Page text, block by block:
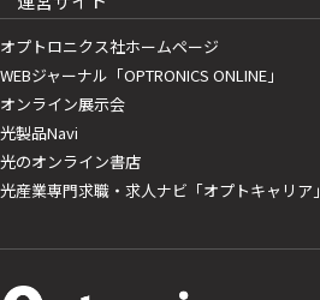
オプトロニクス社ホームページ
WEBジャーナル「OPTRONICS ONLINE」
オンライン展示会
光製品Navi
光のオンライン書店
光産業専門求職・求人ナビ「オプトキャリア」